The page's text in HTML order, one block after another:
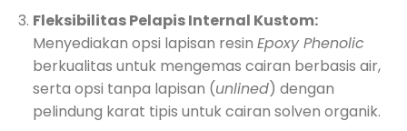
Fleksibilitas Pelapis Internal Kustom:
Menyediakan opsi lapisan resin Epoxy Phenolic
berkualitas untuk mengemas cairan berbasis air,
serta opsi tanpa lapisan (unlined) dengan
pelindung karat tipis untuk cairan solven organik.